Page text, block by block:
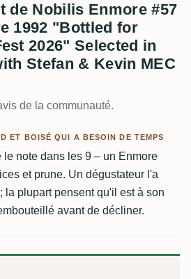
de Nobilis Enmore #57
1992 "Bottled for
2026" Selected in
Stefan & Kevin MEC
de la communauté.
ET BOISÉ QUI A BESOIN DE TEMPS
le note dans les 9 – un Enmore
et prune. Un dégustateur l'a
la plupart pensent qu'il est à son
avant de décliner.